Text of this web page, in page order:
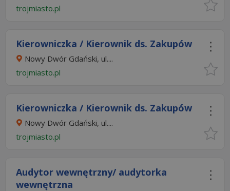
trojmiasto.pl
Kierowniczka / Kierownik ds. Zakupów
Nowy Dwór Gdański, ul....
trojmiasto.pl
Kierowniczka / Kierownik ds. Zakupów
Nowy Dwór Gdański, ul....
trojmiasto.pl
Audytor wewnętrzny/ audytorka
wewnętrzna